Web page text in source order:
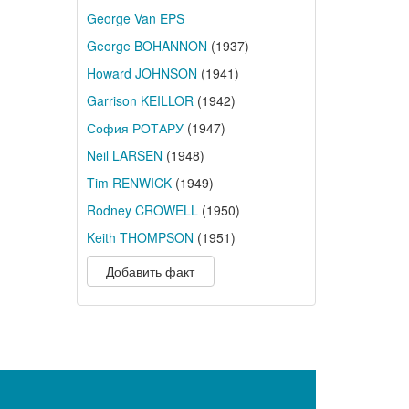
George Van EPS
George BOHANNON (1937)
Howard JOHNSON (1941)
Garrison KEILLOR(1942)
София РОТАРУ(1947)
Neil LARSEN (1948)
Tim RENWICK(1949)
Rodney CROWELL(1950)
Keith THOMPSON (1951)
Добавить факт